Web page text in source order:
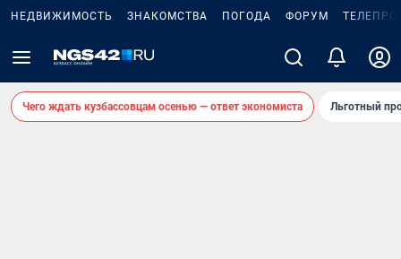
НЕДВИЖИМОСТЬ ЗНАКОМСТВА ПОГОДА ФОРУМ
Чего ждать кузбассовцам осенью — ответ экономиста Льготный